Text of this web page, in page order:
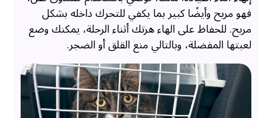
فهو مريح وأيضًا كبير بما يكفي للتحرك داخله بشكل
مريح. للحفاظ على الهاء هرتك أثناء الرحلة، يمكنك وضع
لعبتها المفضلة، وبالتالي منع القلق أو الضجر.